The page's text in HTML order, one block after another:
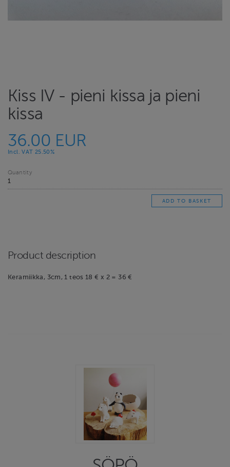
Kiss IV - pieni kissa ja pieni
kissa
36.00 EUR
Incl. VAT 25.50%
Quantity
Product description
Keramiikka, 3cm, 1 teos 18 € x 2 = 36 €